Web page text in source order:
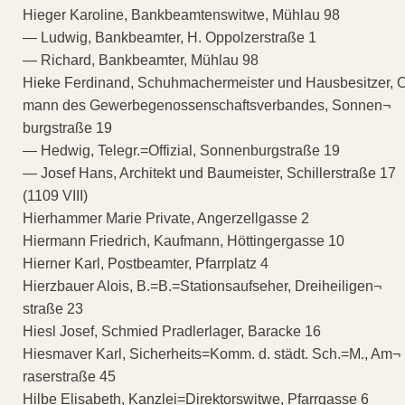
Hieger Karoline, Bankbeamtenswitwe, Mühlau 98
— Ludwig, Bankbeamter, H. Oppolzerstraße 1
— Richard, Bankbeamter, Mühlau 98
Hieke Ferdinand, Schuhmachermeister und Hausbesitzer,
mann des Gewerbegenossenschaftsverbandes, Sonnen¬
burgstraße 19
— Hedwig, Telegr.=Offizial, Sonnenburgstraße 19
— Josef Hans, Architekt und Baumeister, Schillerstraße 17
(1109 VIII)
Hierhammer Marie Private, Angerzellgasse 2
Hiermann Friedrich, Kaufmann, Höttingergasse 10
Hierner Karl, Postbeamter, Pfarrplatz 4
Hierzbauer Alois, B.=B.=Stationsaufseher, Dreiheiligen¬
straße 23
Hiesl Josef, Schmied Pradlerlager, Baracke 16
Hiesmaver Karl, Sicherheits=Komm. d. städt. Sch.=M., Am¬
raserstraße 45
Hilbe Elisabeth, Kanzlei=Direktorswitwe, Pfarrgasse 6